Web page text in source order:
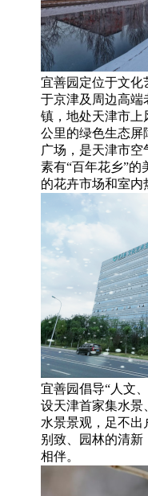
宜善园定位于文化
于京津及周边高端
镇，地处天津市上
公里的绿色生态屏
广场，是天津市
素有“百年花乡”的
的花卉市场和室内
宜善园倡导“人文
设天津首家集水景
水景景观，足不出
别致、园林的清
相伴。